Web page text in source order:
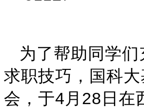
为了帮助同学
求职技巧，国科
会，于4 月 28 日在